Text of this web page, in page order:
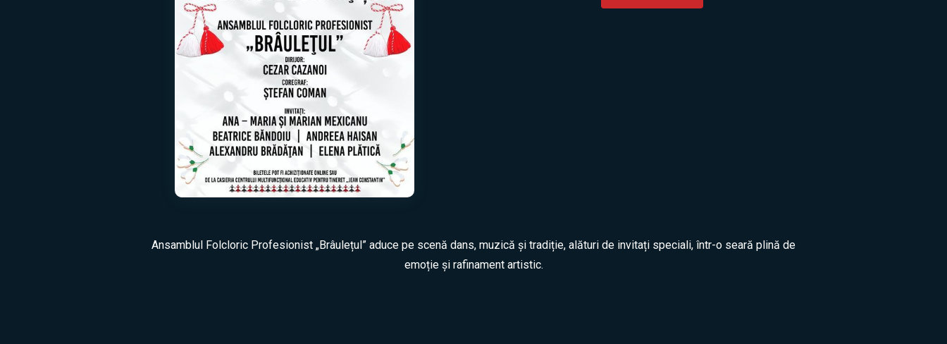
Ansamblul Folcloric Profesionist „Brâulețul” aduce pe scenă dans, muzică și tradiție, alături de invitați speciali, într-o seară plină de
emoție și rafinament artistic.